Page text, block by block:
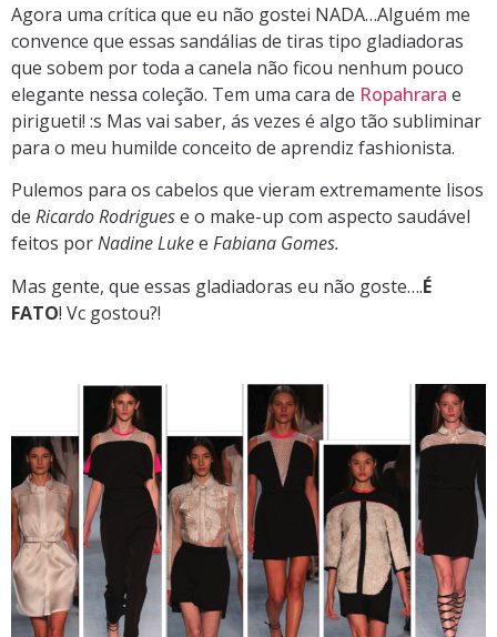
Agora uma crítica que eu não gostei NADA…Alguém me
convence que essas sandálias de tiras tipo gladiadoras
que sobem por toda a canela não ficou nenhum pouco
elegante nessa coleção. Tem uma cara de Ropahrara e
pirigueti! :s Mas vai saber, ás vezes é algo tão subliminar
para o meu humilde conceito de aprendiz fashionista.
Pulemos para os cabelos que vieram extremamente lisos
de Ricardo Rodriguese o make-up com aspecto saudável
feitos porNadine Lukee Fabiana Gomes.
Mas gente, que essas gladiadoras eu não goste….É
FATO! Vc gostou?!